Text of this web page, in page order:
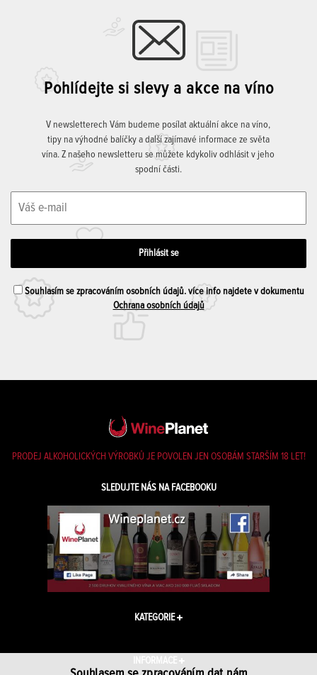
Pohlídejte si slevy a akce na víno
V newsletterech Vám budeme posílat aktuální akce na víno,
tipy na výhodné balíčky a další zajímavé informace ze světa
vína. Z našeho newsletteru se můžete kdykoliv odhlásit v jeho
spodní části.
Souhlasím se zpracováním osobních údajů. více info najdete v dokumentu
Ochrana osobních údajů
PRODEJ ALKOHOLICKÝCH VÝROBKŮ JE POVOLEN JEN OSOBÁM STARŠÍM 18 LET!
SLEDUJTE NÁS NA FACEBOOKU
KATEGORIE
INFORMACE